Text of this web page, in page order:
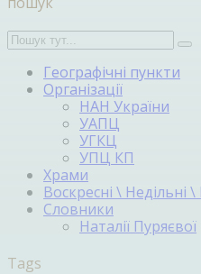
Географічні пункти
Організації
НАН України
УАПЦ
УГКЦ
УПЦ КП
Храми
Воскресні \ Недільні
Словники
Наталії Пуряєвої
Tags